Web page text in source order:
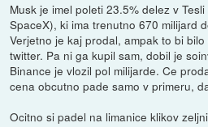
Musk je imel poleti 23.5% delez v
SpaceX), ki ima trenutno 670 milijard
Verjetno je kaj prodal, ampak to bi
twitter. Pa ni ga kupil sam, dobil je
Binance je vlozil pol milijarde. Ce
cena obcutno pade samo v primeru,
Ocitno si padel na limanice klikov